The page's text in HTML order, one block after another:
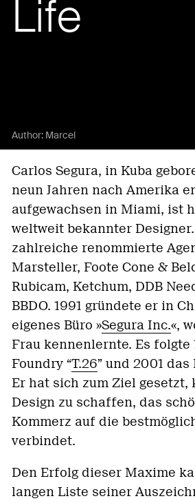
Life
Author: Marcel
Carlos Segura, in Kuba
neun Jahren nach Amerika
aufgewachsen in Miami, ist
weltweit bekannter
zahlreiche renommierte
Marsteller, Foote Cone &
Rubicam, Ketchum, DDB
BBDO. 1991 gründete er in
eigenes Büro »Segura Inc.«,
Frau kennenlernte. Es folgte
Foundry “T.26” und 2001 das
Er hat sich zum Ziel gesetzt,
Design zu schaffen, das
Kommerz auf die
verbindet.
Den Erfolg dieser Maxime
langen Liste seiner